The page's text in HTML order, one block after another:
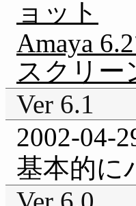
ョット
Amaya
スクリー
Ver 6.1
2002-04-
基本的に